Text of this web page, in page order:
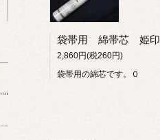
袋帯用 綿帯芯 姫印
2,860円(税260円)
袋帯用の綿芯です。０